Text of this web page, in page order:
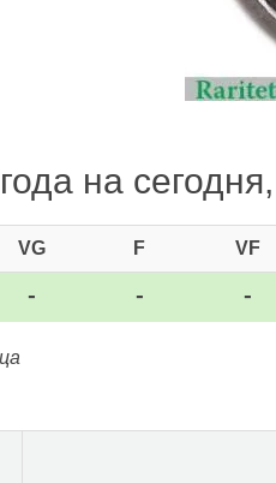
на
VG F VF
- - -